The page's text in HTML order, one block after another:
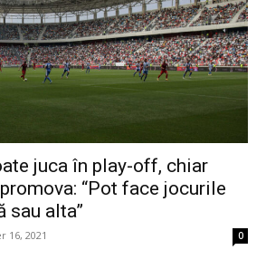
juca în play-off, chiar
“Pot face jocurile
sau alta”
16, 2021 0